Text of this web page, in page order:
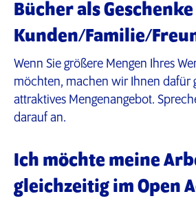
Bücher als
Kunden/Familie/
Wenn Sie größere Mengen Ihres
möchten, machen wir Ihnen dafür
attraktives Mengenangebot.
darauf an.
Ich möchte meine
gleichzeitig im Open